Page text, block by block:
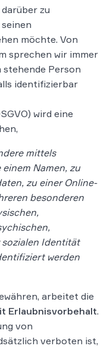
zu
möchte. Von
sprechen wir immer
stehende Person
identifizierbar
wird eine
mittels
Namen, zu
zu einer Online-
besonderen
Identität
werden
arbeitet die
Erlaubnisvorbehalt.
von
verboten ist,